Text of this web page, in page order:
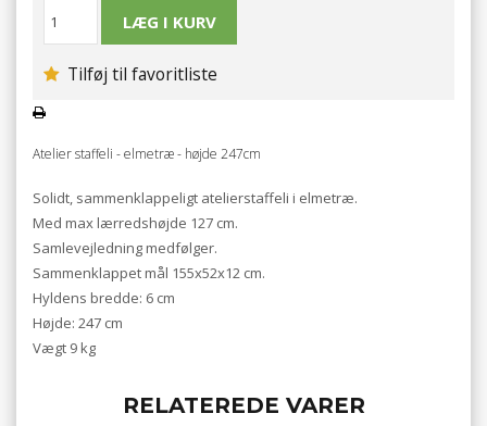
Tilføj til favoritliste
Atelier staffeli - elmetræ - højde 247cm
Solidt, sammenklappeligt atelierstaffeli i elmetræ.
Med max lærredshøjde 127 cm.
Samlevejledning medfølger.
Sammenklappet mål 155x52x12 cm.
Hyldens bredde: 6 cm
Højde: 247 cm
Vægt 9 kg
RELATEREDE VARER